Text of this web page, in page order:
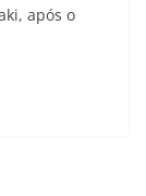
após o